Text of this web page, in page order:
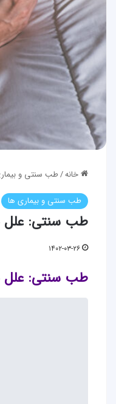
خانه/طب سنتی و
طب سنتی و بیماری ها
طب سنتی: علل
۱۴۰۲-۰۳-۲۶
طب سنتی: علل